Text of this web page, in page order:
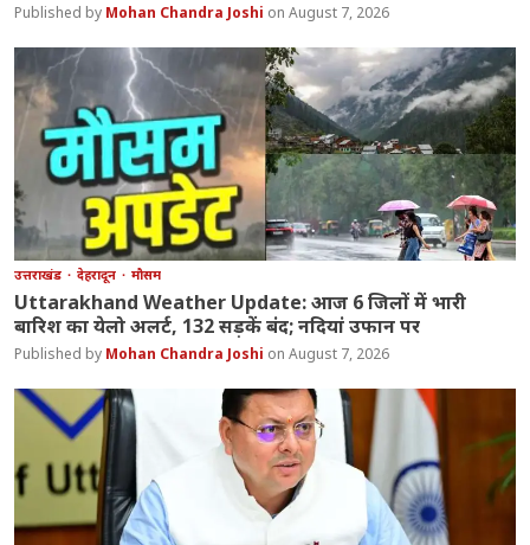
Mohan Chandra Joshi August 7, 2026
उत्तराखंड देहरादून मौसम
Uttarakhand Weather Update: आज 6 जिलों में भारी
बारिश का येलो अलर्ट, 132 सड़कें बंद; नदियां उफान पर
Mohan Chandra Joshi August 7, 2026